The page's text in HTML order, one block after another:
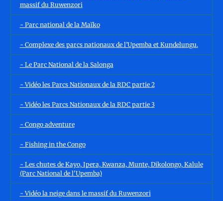
massif du Ruwenzori
- Parc national de la Maïko
- Complexe des parcs nationaux de l’Upemba et Kundelungu.
- Le Parc National de la Salonga
- Vidéo les Parcs Nationaux de la RDC partie 2
- Vidéo les Parcs Nationaux de la RDC partie 3
- Congo adventure
- Fishing in the Congo
- Les chutes de Kayo, Ipera, Kwanza, Munte, Dikolongo, Kalule
(Parc National de l'Upemba)
- Vidéo la neige dans le massif du Ruwenzori